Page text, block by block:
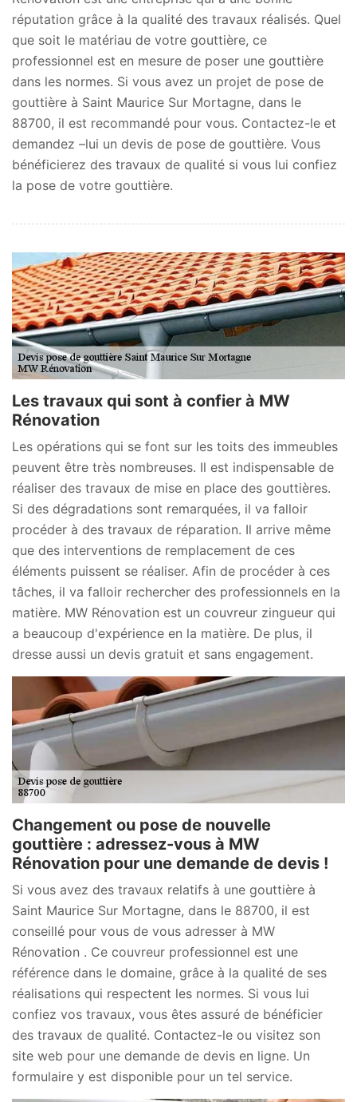
réputation grâce à la qualité des travaux réalisés. Quel
que soit le matériau de votre gouttière, ce
professionnel est en mesure de poser une gouttière
dans les normes. Si vous avez un projet de pose de
gouttière à Saint Maurice Sur Mortagne, dans le
88700, il est recommandé pour vous. Contactez-le et
demandez –lui un devis de pose de gouttière. Vous
bénéficierez des travaux de qualité si vous lui confiez
la pose de votre gouttière.
Les travaux qui sont à confier à MW
Rénovation
Les opérations qui se font sur les toits des immeubles
peuvent être très nombreuses. Il est indispensable de
réaliser des travaux de mise en place des gouttières.
Si des dégradations sont remarquées, il va falloir
procéder à des travaux de réparation. Il arrive même
que des interventions de remplacement de ces
éléments puissent se réaliser. Afin de procéder à ces
tâches, il va falloir rechercher des professionnels en la
matière. MW Rénovation est un couvreur zingueur qui
a beaucoup d'expérience en la matière. De plus, il
dresse aussi un devis gratuit et sans engagement.
Changement ou pose de nouvelle
gouttière : adressez-vous à MW
Rénovation pour une demande de devis !
Si vous avez des travaux relatifs à une gouttière à
Saint Maurice Sur Mortagne, dans le 88700, il est
conseillé pour vous de vous adresser à MW
Rénovation . Ce couvreur professionnel est une
référence dans le domaine, grâce à la qualité de ses
réalisations qui respectent les normes. Si vous lui
confiez vos travaux, vous êtes assuré de bénéficier
des travaux de qualité. Contactez-le ou visitez son
site web pour une demande de devis en ligne. Un
formulaire y est disponible pour un tel service.